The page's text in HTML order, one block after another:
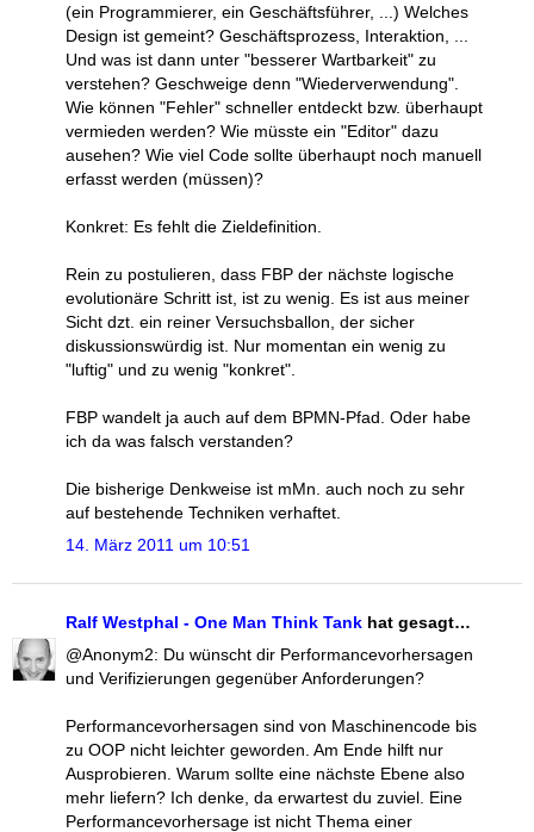
(ein Programmierer, ein Geschäftsführer, ...) Welches
Design ist gemeint? Geschäftsprozess, Interaktion, ...
Und was ist dann unter "besserer Wartbarkeit" zu
verstehen? Geschweige denn "Wiederverwendung".
Wie können "Fehler" schneller entdeckt bzw. überhaupt
vermieden werden? Wie müsste ein "Editor" dazu
ausehen? Wie viel Code sollte überhaupt noch manuell
erfasst werden (müssen)?
Konkret: Es fehlt die Zieldefinition.
Rein zu postulieren, dass FBP der nächste logische
evolutionäre Schritt ist, ist zu wenig. Es ist aus meiner
Sicht dzt. ein reiner Versuchsballon, der sicher
diskussionswürdig ist. Nur momentan ein wenig zu
"luftig" und zu wenig "konkret".
FBP wandelt ja auch auf dem BPMN-Pfad. Oder habe
ich da was falsch verstanden?
Die bisherige Denkweise ist mMn. auch noch zu sehr
auf bestehende Techniken verhaftet.
14. März 2011 um 10:51
Ralf Westphal - One Man Think Tank hat gesagt…
@Anonym2: Du wünscht dir Performancevorhersagen
und Verifizierungen gegenüber Anforderungen?
Performancevorhersagen sind von Maschinencode bis
zu OOP nicht leichter geworden. Am Ende hilft nur
Ausprobieren. Warum sollte eine nächste Ebene also
mehr liefern? Ich denke, da erwartest du zuviel. Eine
Performancevorhersage ist nicht Thema einer